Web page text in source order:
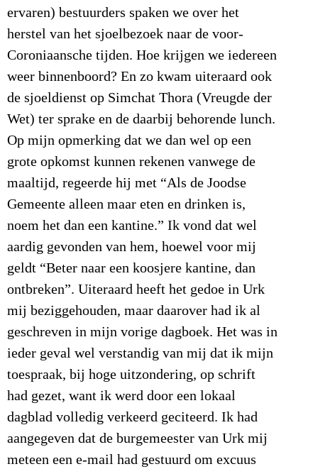
ervaren) bestuurders spaken we over het
herstel van het sjoelbezoek naar de voor-
Coroniaansche tijden. Hoe krijgen we iedereen
weer binnenboord? En zo kwam uiteraard ook
de sjoeldienst op Simchat Thora (Vreugde der
Wet) ter sprake en de daarbij behorende lunch.
Op mijn opmerking dat we dan wel op een
grote opkomst kunnen rekenen vanwege de
maaltijd, regeerde hij met “Als de Joodse
Gemeente alleen maar eten en drinken is,
noem het dan een kantine.” Ik vond dat wel
aardig gevonden van hem, hoewel voor mij
geldt “Beter naar een koosjere kantine, dan
ontbreken”. Uiteraard heeft het gedoe in Urk
mij beziggehouden, maar daarover had ik al
geschreven in mijn vorige dagboek. Het was in
ieder geval wel verstandig van mij dat ik mijn
toespraak, bij hoge uitzondering, op schrift
had gezet, want ik werd door een lokaal
dagblad volledig verkeerd geciteerd. Ik had
aangegeven dat de burgemeester van Urk mij
meteen een e-mail had gestuurd om excuus